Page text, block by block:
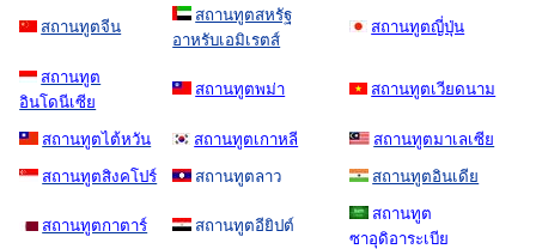
สถานทูตจีน
สถานทูตสหรัฐ
อาหรับเอมิเรตส์
สถานทูตญี่ปุ่น
สถานทูต
อินโดนีเซีย
สถานทูตพม่า สถานทูตเวียดนาม
สถานทูตไต้หวัน สถานทูตเกาหลี สถานทูตมาเลเซีย
สถานทูตสิงคโปร์ สถานทูตลาว สถานทูตอินเดีย
สถานทูตกาตาร์ สถานทูตอียิปต์
สถานทูต
ซาอุดิอาระเบีย